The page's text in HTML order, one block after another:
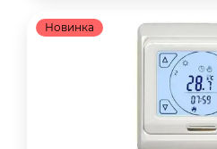
Новинка